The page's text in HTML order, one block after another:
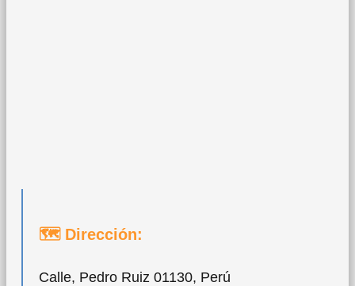
🗺 Dirección:
Calle, Pedro Ruiz 01130, Perú